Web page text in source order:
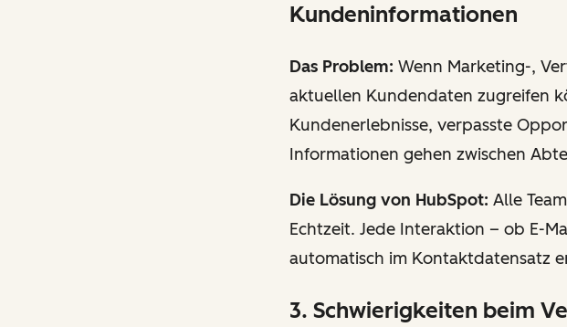
Kundeninformationen
Das Problem: Wenn Marketing-,
aktuellen Kundendaten zugreifen
Kundenerlebnisse, verpasste
Informationen gehen zwischen
Die Lösung von HubSpot: Alle
Echtzeit. Jede Interaktion – ob E-
automatisch im Kontaktdatensatz
3. Schwierigkeiten beim